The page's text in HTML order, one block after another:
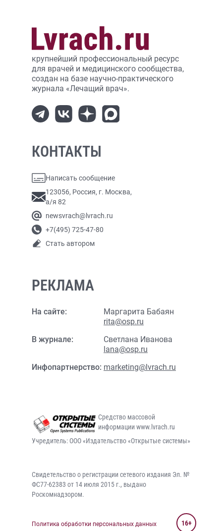
крупнейший профессиональный ресурс
для врачей и медицинского сообщества,
создан на базе научно-практического
журнала «Лечащий врач».
КОНТАКТЫ
Написать сообщение
123056, Россия, г. Москва,
а/я 82
newsvrach@lvrach.ru
+7(495) 725-47-80
Стать автором
РЕКЛАМА
На сайте:
Маргарита Бабаян
rita@osp.ru
В журнале:
Светлана Иванова
lana@osp.ru
Инфопартнерство: marketing@lvrach.ru
Средство массовой
информации www.lvrach.ru
Учредитель: ООО «Издательство «Открытые системы»
Свидетельство о регистрации сетевого издания Эл. №
ФС77-62383 от 14 июля 2015 г., выдано
Роскомнадзором.
Политика обработки персональных данных
16+